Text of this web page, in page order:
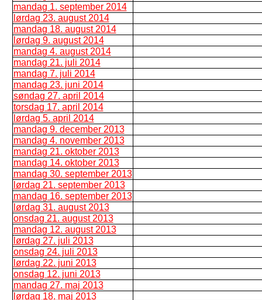
mandag 1. september 2014
lørdag 23. august 2014
mandag 18. august 2014
lørdag 9. august 2014
mandag 4. august 2014
mandag 21. juli 2014
mandag 7. juli 2014
mandag 23. juni 2014
søndag 27. april 2014
torsdag 17. april 2014
lørdag 5. april 2014
mandag 9. december 2013
mandag 4. november 2013
mandag 21. oktober 2013
mandag 14. oktober 2013
mandag 30. september 2013
lørdag 21. september 2013
mandag 16. september 2013
lørdag 31. august 2013
onsdag 21. august 2013
mandag 12. august 2013
lørdag 27. juli 2013
onsdag 24. juli 2013
lørdag 22. juni 2013
onsdag 12. juni 2013
mandag 27. maj 2013
lørdag 18. maj 2013